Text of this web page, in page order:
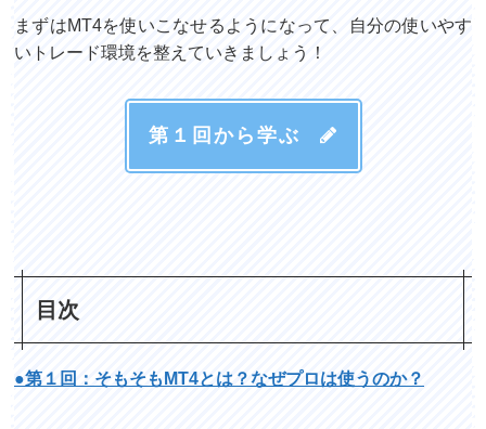
まずはMT4を使いこなせるようになって、自分の使いやす
いトレード環境を整えていきましょう！
第１回から学ぶ
目次
●第１回：そもそもMT4とは？なぜプロは使うのか？